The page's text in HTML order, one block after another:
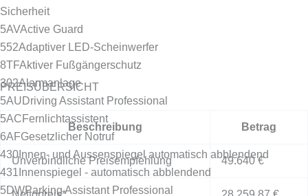
Sicherheit
5AVActive Guard
552Adaptiver LED-Scheinwerfer
8TFAktiver Fußgängerschutz
302Alarmanlage
5AU Driving Assistant Professional
5AC Fernlichtassistent
6AFGesetzlicher Notruf
430Innen- und Aussenspiegel automatisch abblendend
431 Innenspiegel - automatisch abblendend
5DWParking Assistant Professional
PREISÜBERSICHT
Beschreibung Betrag
Unverbindliche Preisempfehlung 49.640 €